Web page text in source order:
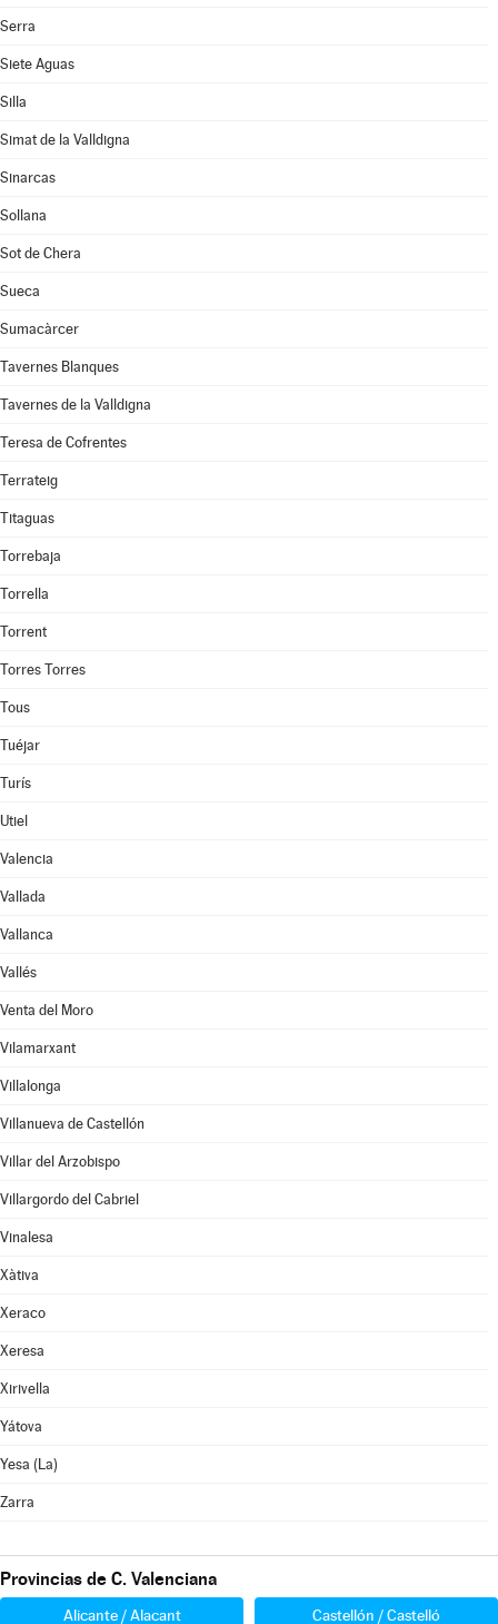
Serra
Siete Aguas
Silla
Simat de la Valldigna
Sinarcas
Sollana
Sot de Chera
Sueca
Sumacàrcer
Tavernes Blanques
Tavernes de la Valldigna
Teresa de Cofrentes
Terrateig
Titaguas
Torrebaja
Torrella
Torrent
Torres Torres
Tous
Tuéjar
Turís
Utiel
Valencia
Vallada
Vallanca
Vallés
Venta del Moro
Vilamarxant
Villalonga
Villanueva de Castellón
Villar del Arzobispo
Villargordo del Cabriel
Vinalesa
Xàtiva
Xeraco
Xeresa
Xirivella
Yátova
Yesa (La)
Zarra
Provincias de C. Valenciana
Alicante / Alacant Castellón / Castelló